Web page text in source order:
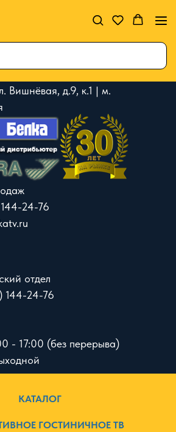
Вишнёвая, д.9, к.1 | м.
24-76
- 17:00 (без перерыва)
отдел
144-24-76
КАТАЛОГ
ГОСТИНИЧНОЕ ТВ